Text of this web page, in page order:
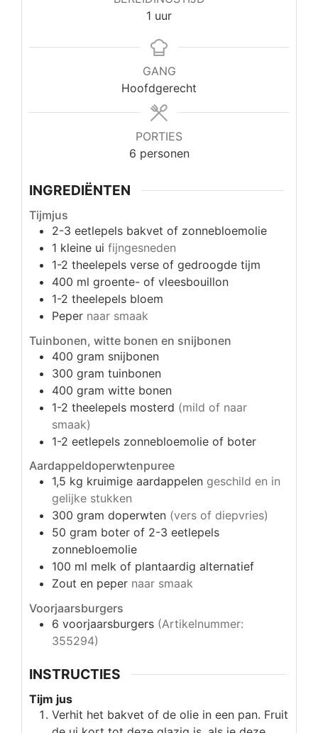
1 uur
uur
GANG
Hoofdgerecht
PORTIES
6 personen
INGREDIËNTEN
Tijmjus
2-3 eetlepels bakvet of zonnebloemolie
1 kleine ui fijngesneden
1-2 theelepels verse of gedroogde tijm
400 ml groente- of vleesbouillon
1-2 theelepels bloem
Peper naar smaak
Tuinbonen, witte bonen en snijbonen
400 gram snijbonen
300 gram tuinbonen
400 gram witte bonen
1-2 theelepels mosterd (mild of naar
smaak)
1-2 eetlepels zonnebloemolie of boter
Aardappeldoperwtenpuree
1,5 kg kruimige aardappelen geschild en in
gelijke stukken
300 gram doperwten (vers of diepvries)
50 gram boter of 2-3 eetlepels
zonnebloemolie
100 ml melk of plantaardig alternatief
Zout en peper naar smaak
Voorjaarsburgers
6 voorjaarsburgers (Artikelnummer:
355294)
INSTRUCTIES
Tijm jus
Verhit het bakvet of de olie in een pan. Fruit